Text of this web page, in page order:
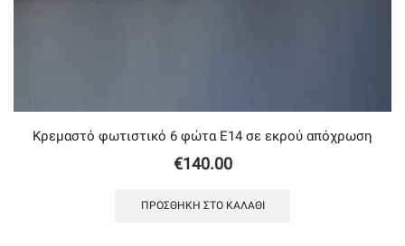
Κρεμαστό φωτιστικό 6 φώτα Ε14 σε εκρού απόχρωση
€140.00
ΠΡΟΣΘΉΚΗ ΣΤΟ ΚΑΛΆΘΙ